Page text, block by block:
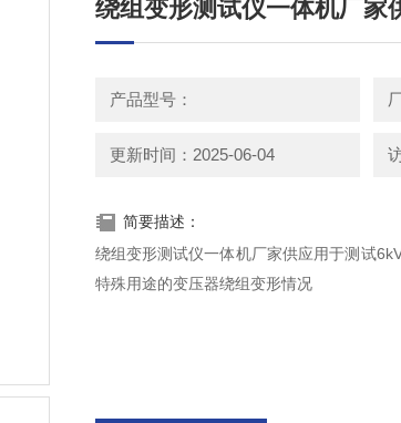
绕组变形测试仪一体机厂家
产品型号：
更新时间：2025-06-04
简要描述：
绕组变形测试仪一体机厂家供应用于测试
特殊用途的变压器绕组变形情况